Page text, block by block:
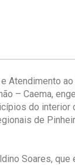
Atendimento
– Caema,
do interior
de
Soares, que